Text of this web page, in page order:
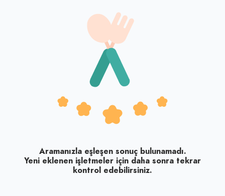
Aramanızla eşleşen sonuç bulunamadı.
Yeni eklenen işletmeler için daha sonra tekrar
kontrol edebilirsiniz.